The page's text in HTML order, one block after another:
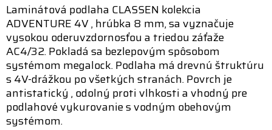
Laminátová podlaha CLASSEN kolekcia
ADVENTURE 4V , hrúbka 8 mm, sa vyznačuje
vysokou oderuvzdornosťou a triedou záťaže
AC4/32. Pokladá sa bezlepovým spôsobom
systémom megalock. Podlaha má drevnú štruktúru
s 4V-drážkou po všetkých stranách. Povrch je
antistatický , odolný proti vlhkosti a vhodný pre
podlahové vykurovanie s vodným obehovým
systémom.